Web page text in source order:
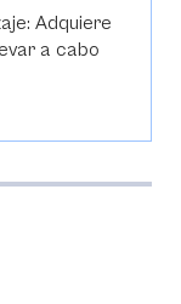
Adquiere
a cabo
versus